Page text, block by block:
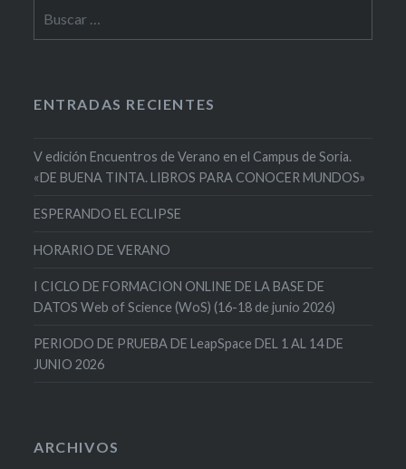
ENTRADAS RECIENTES
V edición Encuentros de Verano en el Campus de Soria.
«DE BUENA TINTA. LIBROS PARA CONOCER MUNDOS»
ESPERANDO EL ECLIPSE
HORARIO DE VERANO
I CICLO DE FORMACION ONLINE DE LA BASE DE
DATOS Web of Science (WoS) (16-18 de junio 2026)
PERIODO DE PRUEBA DE LeapSpace DEL 1 AL 14 DE
JUNIO 2026
ARCHIVOS